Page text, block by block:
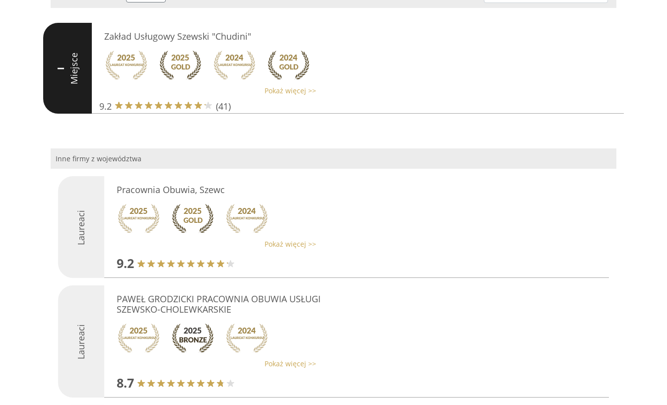
I Miejsce
Zakład Usługowy Szewski "Chudini"
Pokaż więcej >>
9.2 (41)
Inne firmy z województwa
Laureaci
Pracownia Obuwia, Szewc
Pokaż więcej >>
9.2
Laureaci
PAWEŁ GRODZICKI PRACOWNIA OBUWIA USŁUGI
SZEWSKO-CHOLEWKARSKIE
Pokaż więcej >>
8.7